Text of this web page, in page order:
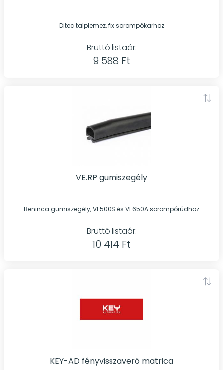
Ditec talplemez, fix sorompókarhoz
Bruttó listaár:
9 588 Ft
VE.RP gumiszegély
Beninca gumiszegély, VE500S és VE650A sorompórúdhoz
Bruttó listaár:
10 414 Ft
KEY-AD fényvisszaverő matrica